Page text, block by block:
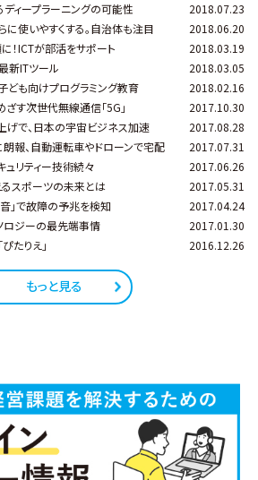
ディープラーニングの可能性
2018.07.23
に使いやすくする。自治体も注目
2018.06.20
！ICTが部活をサポート
2018.03.19
新ITツール
2018.03.05
ども向けプログラミング教育
2018.02.16
す次世代無線通信「5G」
2017.10.30
げで、日本の宇宙ビジネス加速
2017.08.28
報、自動運転車やドローンで宅配
2017.07.31
リティー技術続々
2017.06.26
スポーツの未来とは
2017.05.31
音」で故障の予兆を検知
2017.04.24
ロジーの最先端事情
2017.01.30
たりえ」 2016.12.26
もっと見る